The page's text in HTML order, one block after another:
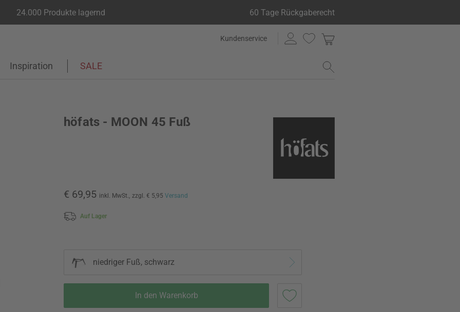
24.000 Produkte lagernd 60 Tage Rückgaberecht
Kundenservice
Inspiration SALE
höfats - MOON 45 Fuß
€ 69,95 inkl. MwSt., zzgl. € 5,95 Versand
Auf Lager
niedriger Fuß, schwarz
In den Warenkorb